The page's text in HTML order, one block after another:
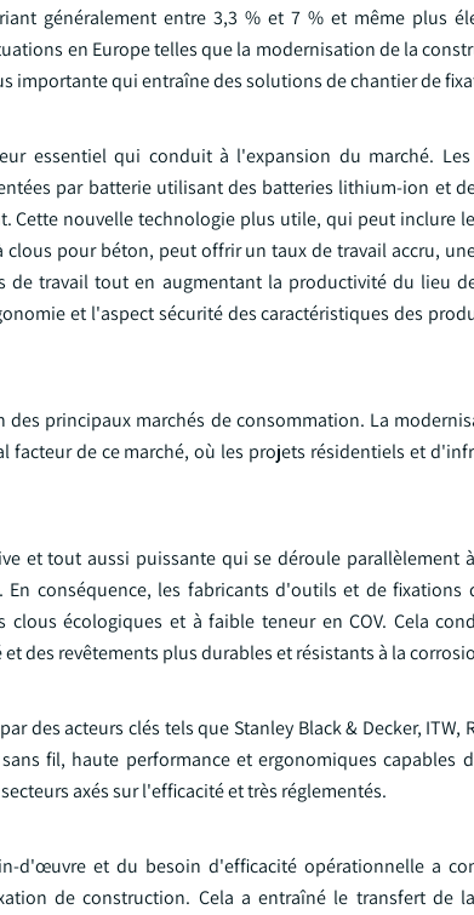
généralement entre 3,3 % et 7 % et même plus
en Europe telles que la modernisation de la
qui entraîne des solutions de chantier de
essentiel qui conduit à l'expansion du marché.
par batterie utilisant des batteries lithium-ion et
Cette nouvelle technologie plus utile, qui peut inclure
pour béton, peut offrir un taux de travail accru,
de travail tout en augmentant la productivité du lieu
et l'aspect sécurité des caractéristiques des
principaux marchés de consommation. La
facteur de ce marché, où les projets résidentiels et
et tout aussi puissante qui se déroule
conséquence, les fabricants d'outils et de
écologiques et à faible teneur en COV. Cela
des revêtements plus durables et résistants à la
des acteurs clés tels que Stanley Black & Decker,
fil, haute performance et ergonomiques capables
axés sur l'efficacité et très réglementés.
d'œuvre et du besoin d'efficacité opérationnelle a
de construction. Cela a entraîné le transfert de